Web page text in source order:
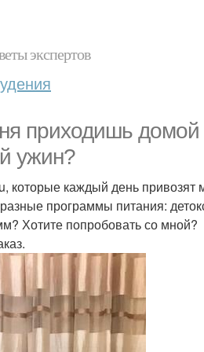
экспертов
приходишь домой
ужин?
которые каждый день привозят
программы питания:
Хотите попробовать со мной?